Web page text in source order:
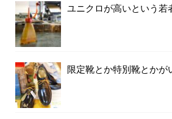
ユニクロが高いという若
限定靴とか特別靴とかが